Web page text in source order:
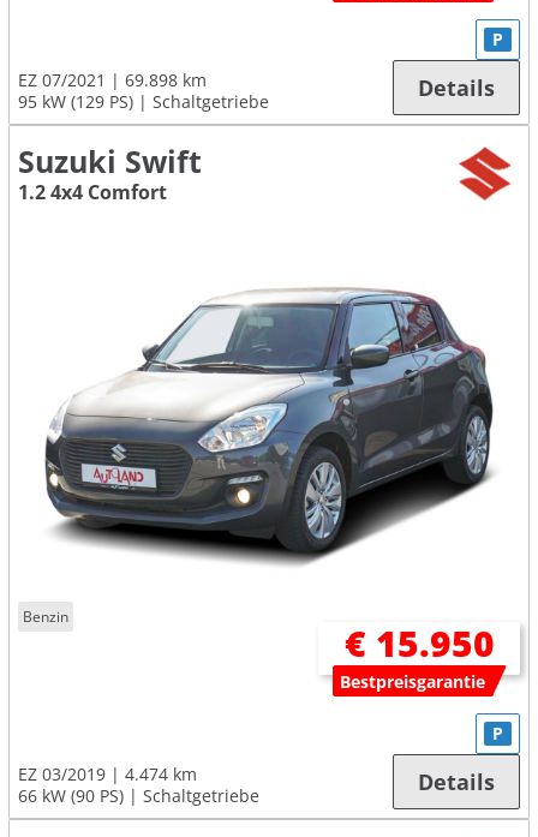
EZ 07/2021
69.898 km
95 kW (129 PS)
Schaltgetriebe
P
Details
Suzuki Swift
1.2 4x4 Comfort
Benzin
€ 15.950
Bestpreisgarantie
EZ 03/2019
4.474 km
66 kW (90 PS)
Schaltgetriebe
P
Details